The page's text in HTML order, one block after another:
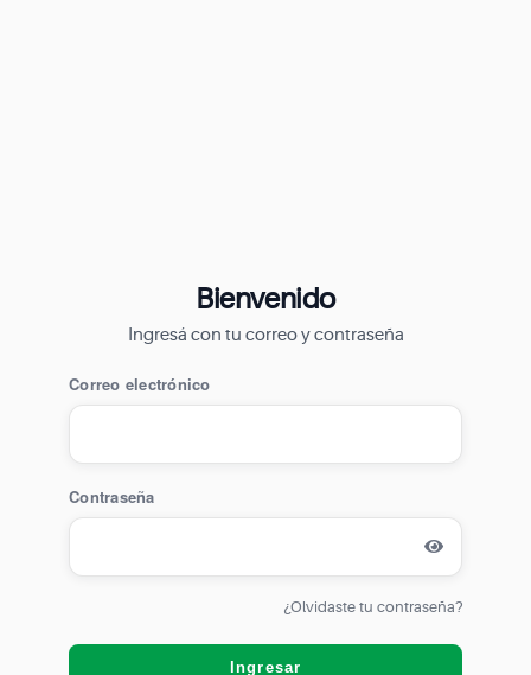
Bienvenido
Ingresá con tu correo y contraseña
Correo electrónico
Contraseña
¿Olvidaste tu contraseña?